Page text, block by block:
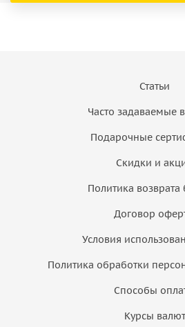
Статьи
Часто задаваемые
Подарочные
Скидки и
Политика возврата
Договор
Условия
Политика обработки
Способы
Курсы валют